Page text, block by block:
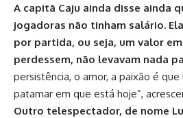
A capitã Caju ainda disse ainda
jogadoras não tinham salário.
por partida, ou seja, um valor
perdessem, não levavam nada
persistência, o amor, a paixão é
patamar em que está hoje”,
Outro telespectador, de nome